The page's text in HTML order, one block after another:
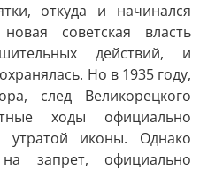
откуда и начинался
советская власть
действий, и
Но в 1935 году,
след Великорецкого
ходы официально
утратой иконы. Однако
запрет, официально